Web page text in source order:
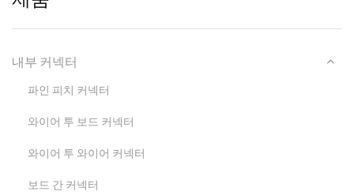
내부 커넥터
파인 피치 커넥터
와이어 투 보드 커넥터
와이어 투 와이어 커넥터
보드 간 커넥터